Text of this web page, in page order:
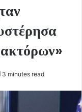
3 minutes read